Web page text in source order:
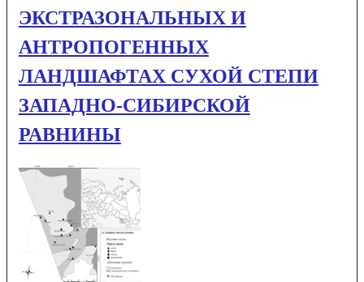
ЭКСТРАЗОНАЛЬНЫХ И
АНТРОПОГЕННЫХ
ЛАНДШАФТАХ СУХОЙ СТЕПИ
ЗАПАДНО-СИБИРСКОЙ
РАВНИНЫ